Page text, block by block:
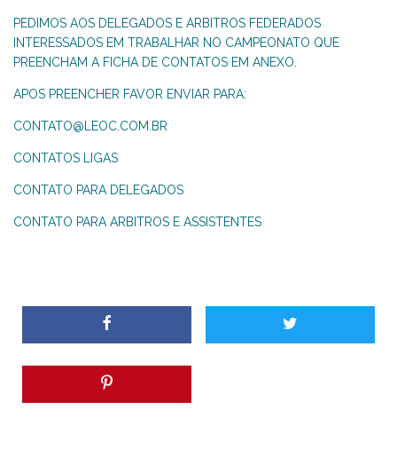
PEDIMOS AOS DELEGADOS E ARBITROS FEDERADOS
INTERESSADOS EM TRABALHAR NO CAMPEONATO QUE
PREENCHAM A FICHA DE CONTATOS EM ANEXO.
APOS PREENCHER FAVOR ENVIAR PARA:
CONTATO@LEOC.COM.BR
CONTATOS LIGAS
CONTATO PARA DELEGADOS
CONTATO PARA ARBITROS E ASSISTENTES